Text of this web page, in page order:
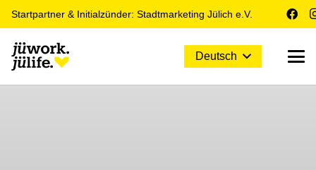
Startpartner & Initialzünder: Stadtmarketing Jülich e.V.
Deutsch